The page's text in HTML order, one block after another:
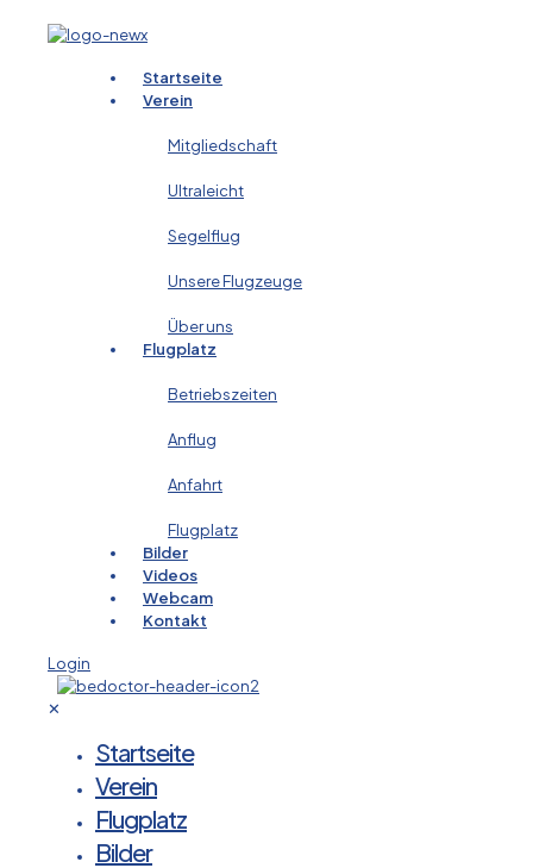
Startseite
Verein
Mitgliedschaft
Ultraleicht
Segelflug
Unsere Flugzeuge
Über uns
Flugplatz
Betriebszeiten
Anflug
Anfahrt
Flugplatz
Bilder
Videos
Webcam
Kontakt
Login
✕
Startseite
Verein
Flugplatz
Bilder